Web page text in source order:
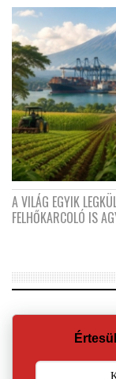
A VILÁG EGYIK
FELHŐKARCOLÓ IS